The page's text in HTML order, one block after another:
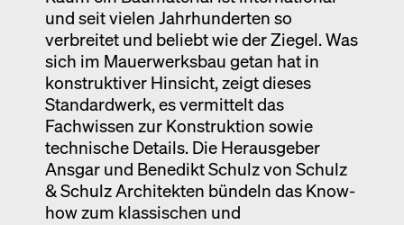
und seit vielen Jahrhunderten so
verbreitet und beliebt wie der Ziegel. Was
sich im Mauerwerksbau getan hat in
konstruktiver Hinsicht, zeigt dieses
Standardwerk, es vermittelt das
Fachwissen zur Konstruktion sowie
technische Details. Die Herausgeber
Ansgar und Benedikt Schulz von Schulz
& Schulz Architekten bündeln das Know-
how zum klassischen und